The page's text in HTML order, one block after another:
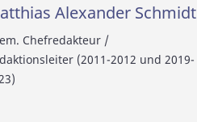
Alexander Schmidt
Chefredakteur /
(2011-2012 und 2019-